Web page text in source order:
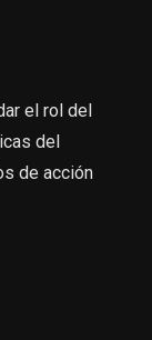
el rol del
del
de acción